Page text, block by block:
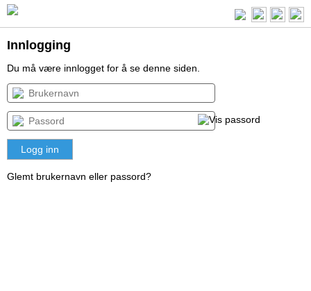
Innlogging
Du må være innlogget for å se denne siden.
Glemt brukernavn eller passord?